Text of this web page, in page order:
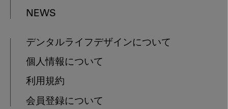
NEWS
デンタルライフデザインについて
個人情報について
利用規約
会員登録について